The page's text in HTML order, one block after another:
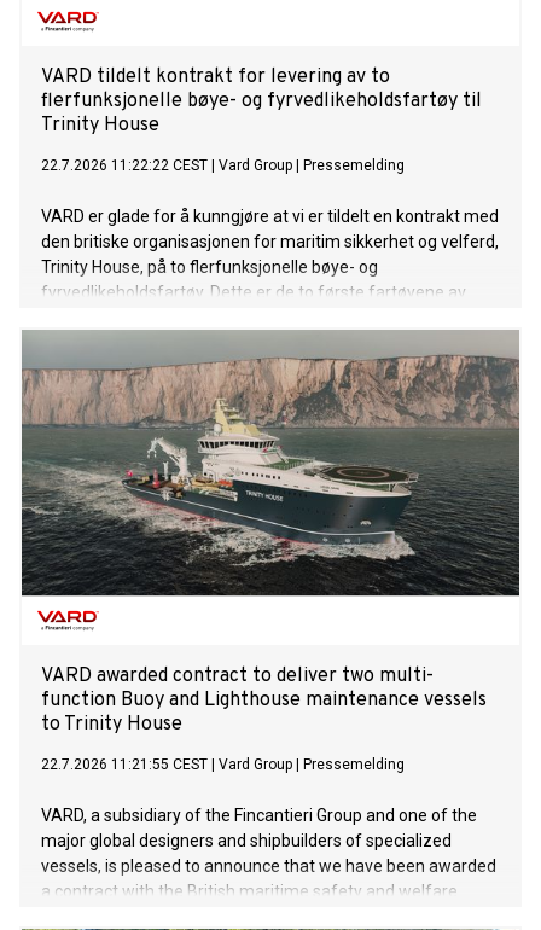
VARD tildelt kontrakt for levering av to
flerfunksjonelle bøye- og fyrvedlikeholdsfartøy til
Trinity House
22.7.2026 11:22:22 CEST Vard Group Pressemelding
VARD er glade for å kunngjøre at vi er tildelt en kontrakt med
den britiske organisasjonen for maritim sikkerhet og velferd,
Trinity House, på to flerfunksjonelle bøye- og
fyrvedlikeholdsfartøy. Dette er de to første fartøyene av
VARD awarded contract to deliver two multi-
function Buoy and Lighthouse maintenance vessels
to Trinity House
22.7.2026 11:21:55 CEST Vard Group Pressemelding
VARD, a subsidiary of the Fincantieri Group and one of the
major global designers and shipbuilders of specialized
vessels, is pleased to announce that we have been awarded
a contract with the British maritime safety and welfare